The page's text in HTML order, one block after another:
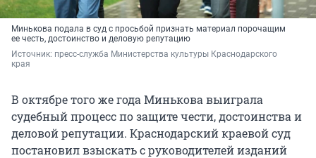
Минькова подала в суд с просьбой признать материал порочащим
ее честь, достоинство и деловую репутацию
Источник: пресс-служба Министерства культуры Краснодарского
края
В октябре того же года Минькова выиграла
судебный процесс по защите чести, достоинства и
деловой репутации. Краснодарский краевой суд
постановил взыскать с руководителей изданий